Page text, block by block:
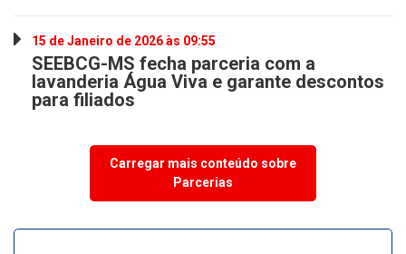
15 de Janeiro de 2026 às 09:55
SEEBCG-MS fecha parceria com a
lavanderia Água Viva e garante descontos
para filiados
Carregar mais conteúdo sobre
Parcerias